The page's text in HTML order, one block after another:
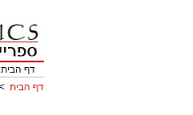
דף הבית
דף הבית